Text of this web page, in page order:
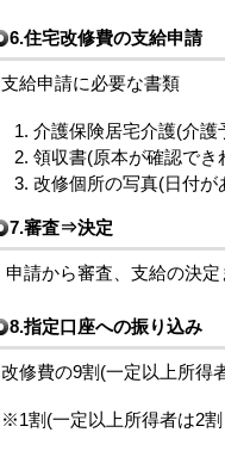
6.住宅改修費の支給申請
支給申請に必要な書類
介護保険居宅介護(介
領収書(原本が確認でき
改修個所の写真(日付が
7.審査⇒決定
申請から審査、支給の決定
8.指定口座への振り込み
改修費の9割(一定以上所得
※1割(一定以上所得者は2割